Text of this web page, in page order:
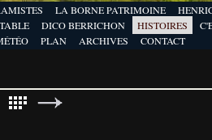
LA BORNE PATRIMOINE
DICO BERRICHON HISTOIRES
PLAN ARCHIVES CONTACT